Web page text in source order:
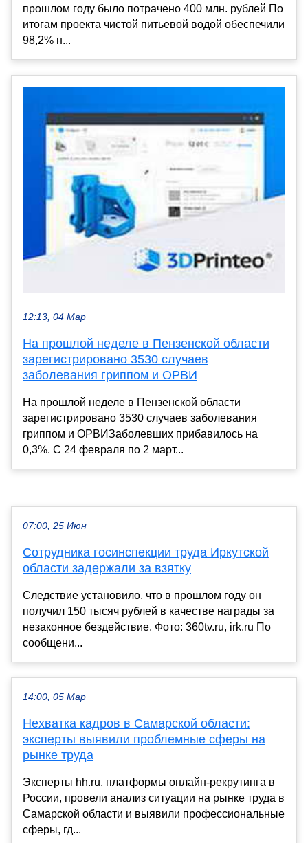
прошлом году было потрачено 400 млн. рублей По
итогам проекта чистой питьевой водой обеспечили
98,2% н...
12:13, 04 Мар
На прошлой неделе в Пензенской области
зарегистрировано 3530 случаев
заболевания гриппом и ОРВИ
На прошлой неделе в Пензенской области
зарегистрировано 3530 случаев заболевания
гриппом и ОРВИЗаболевших прибавилось на
0,3%. С 24 февраля по 2 март...
07:00, 25 Июн
Сотрудника госинспекции труда Иркутской
области задержали за взятку
Следствие установило, что в прошлом году он
получил 150 тысяч рублей в качестве награды за
незаконное бездействие. Фото: 360tv.ru, irk.ru По
сообщени...
14:00, 05 Мар
Нехватка кадров в Самарской области:
эксперты выявили проблемные сферы на
рынке труда
Эксперты hh.ru, платформы онлайн-рекрутинга в
России, провели анализ ситуации на рынке труда в
Самарской области и выявили профессиональные
сферы, гд...